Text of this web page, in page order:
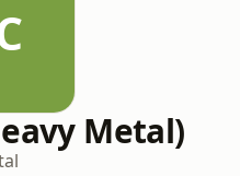
Metal)